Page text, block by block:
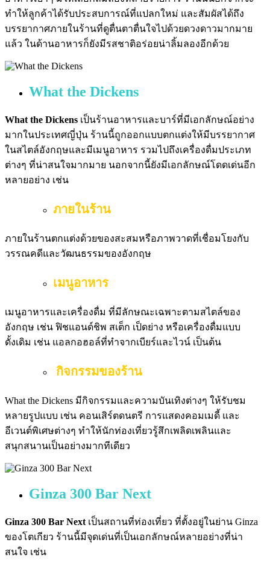
ทำให้ลูกค้าได้รับประสบการณ์ที่แปลกใหม่ และสัมผัสได้ถึง
บรรยากาศภายในร้านที่ดูตื่นตาตื่นใจไปด้วยดวงดาวมากมาย
แล้ว ในด้านอาหารก็ยังมีรสชาติอร่อยน่าลิ้มลองอีกด้วย
What the Dickens
What the Dickens เป็นร้านอาหารและบาร์ที่มีเอกลักษณ์อย่าง
มากในประเทศญี่ปุ่น ร้านนี้ถูกออกแบบตกแต่งให้มีบรรยากาศ
ในสไตล์อังกฤษและมีเมนูอาหาร รวมไปถึงเครื่องดื่มประเภท
ต่างๆ ที่น่าสนใจมากมาย นอกจากนี้ยังมีเอกลักษณ์โดดเด่นอีก
หลายอย่าง เช่น
ภายในร้าน
ภายในร้านตกแต่งด้วยของสะสมหรือภาพวาดที่เชื่อมโยงกับ
วรรณคดีและวัฒนธรรมของอังกฤษ
เมนูอาหาร
เมนูอาหารและเครื่องดื่ม ที่มีลักษณะเฉพาะตามสไตล์ของ
อังกฤษ เช่น ฟิชแอนด์ชิพ สเต็ก เป็ดย่าง หรือเครื่องดื่มแบบ
ดั้งเดิม เช่น แอลกอฮอล์ที่ทำจากเบียร์และไวน์ เป็นต้น
กิจกรรมของร้าน
What the Dickens มีกิจกรรมและความบันเทิงต่างๆ ให้รับชม
หลายรูปแบบ เช่น คอนเสิร์ตดนตรี การแสดงคอมเมดี้ และ
อีเวนต์พิเศษต่างๆ ทำให้นักท่องเที่ยวรู้สึกเพลิดเพลินและ
สนุกสนานเป็นอย่างมากทีเดียว
Ginza 300 Bar Next
Ginza 300 Bar Next เป็นสถานที่ท่องเที่ยว ที่ตั้งอยู่ในย่าน Ginza
ของโตเกียว ร้านนี้มีจุดเด่นที่เป็นเอกลักษณ์หลายอย่างที่น่า
สนใจ เช่น